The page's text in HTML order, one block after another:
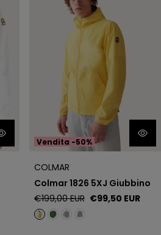
Vendita -50%
COLMAR
Colmar 1826 5XJ Giubbino
Prezzo
regolare
€199,00 EUR Prezzo
€99,50 EUR